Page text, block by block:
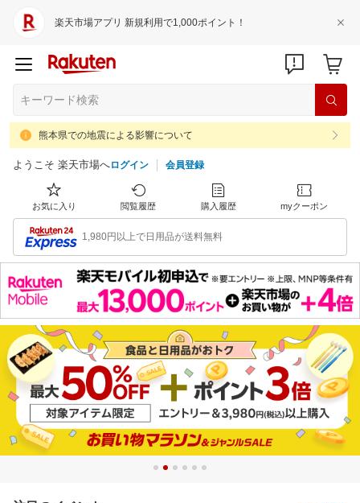
楽天市場アプリ 新規利用で1,000ポイント！
熊本県での地震による影響について
ようこそ 楽天市場へログイン 会員登録
お気に入り 閲覧履歴 購入履歴 myクーポン
1,980円以上で日用品が送料無料